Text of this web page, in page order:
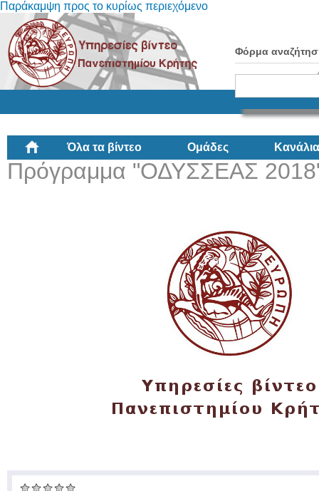
Παράκαμψη προς το κυρίως περιεχόμενο
Φόρμα
Όλα τα βίντεο Ομάδες Κανάλια
Πρόγραμμα "ΟΔΥΣΣΕΑΣ